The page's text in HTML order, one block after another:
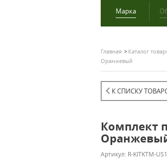
Марка
Главная Каталог
Оранжевый
К СПИСКУ
Комплект
Артикул: R-KITKTM-